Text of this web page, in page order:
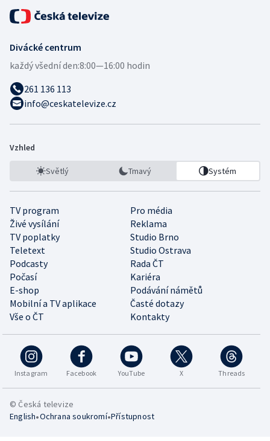
Divácké centrum
každý všední den:8:00—16:00 hodin
261 136 113
info@ceskatelevize.cz
Vzhled
Světlý Tmavý Systém
TV program
Pro média
Živé vysílání
Reklama
TV poplatky
Studio Brno
Teletext
Studio Ostrava
Podcasty
Rada ČT
Počasí
Kariéra
E-shop
Podávání námětů
Mobilní a TV aplikace
Časté dotazy
Vše o ČT
Kontakty
Instagram Facebook YouTube X Threads
© Česká televize
English•Ochrana soukromí•Přístupnost